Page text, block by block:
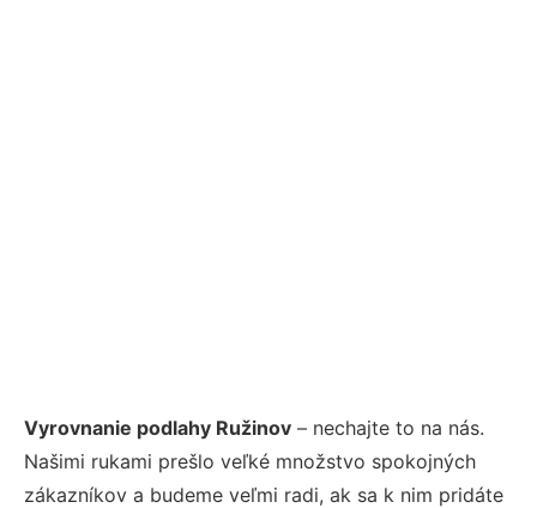
Vyrovnanie podlahy Ružinov – nechajte to na nás.
Našimi rukami prešlo veľké množstvo spokojných
zákazníkov a budeme veľmi radi, ak sa k nim pridáte